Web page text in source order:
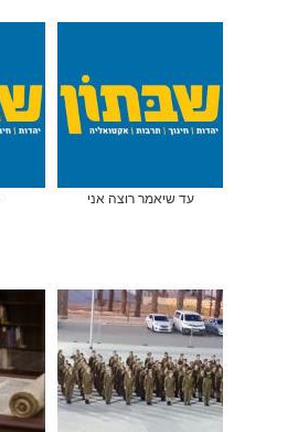
עד שיאמר רוצה אני